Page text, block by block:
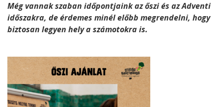
Még vannak szaban időpontjaink az őszi és az Adventi
időszakra, de érdemes minél előbb megrendelni, hogy
biztosan legyen hely a számotokra is.